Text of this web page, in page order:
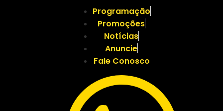
Programação
Promoções
Notícias
Anuncie
Fale Conosco